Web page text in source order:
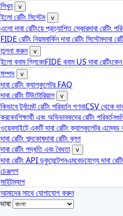
শিখুন
v
ইলো রেটিং সিস্টেম v
এলো দাবা রেটিংয়ে প্রত্যাশিত স্কোরদাবা রেটিং
FIDE রেটিং নিয়মমার্কিন দাবা রেটিং সিস্টেমদাবা
তুলনা করুন
v
ইলো বনাম গ্লিকোFIDE বনাম US দাবা রেটিংকেন
সম্পদ
v
দাবা রেটিং ক্যালকুলেটর FAQ
দাবা রেটিং টিউটোরিয়াল
v
কিভাবে টুর্নামেন্ট রেটিং পরিবর্তন গণনাCSV থেকে
করবেনশিক্ষার্থী এবং অভিভাবকদের রেটিং
ওয়েবসাইটে একটি দাবা রেটিং ক্যালকুলেটর এম্বেড
দাবা রেটিং শব্দকোষদাবা রেটিং ব্লগ
দাবা রেটিং পদ্ধতি এবং বৈধতা
v
দাবা রেটিং API ডকুমেন্টেশনএমবেডযোগ্য দাবা
চেঞ্জলগ
সাইটম্যাপ
আমাদের সাথে যোগাযোগ করুন
ভাষা